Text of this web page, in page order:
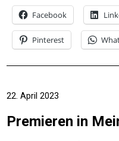
Facebook
Pinterest
22. April 2023
Premieren in